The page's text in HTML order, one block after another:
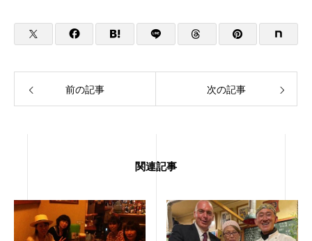
前の記事 次の記事
関連記事